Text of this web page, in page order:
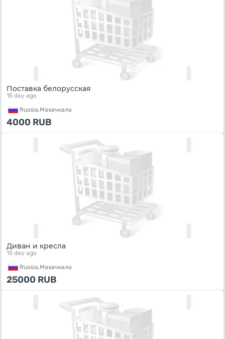
Поставка белорусская
15 day ago
Russia,Махачкала
4000 RUB
Диван и кресла
15 day ago
Russia,Махачкала
25000 RUB